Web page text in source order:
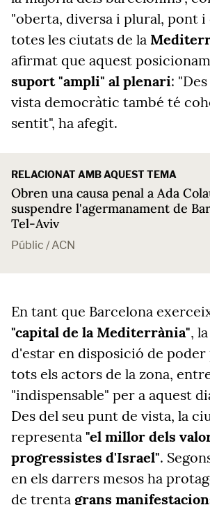
"oberta, diversa i plural, pont i
totes les ciutats de la
afirmat que aquest
suport "ampli" al plenari:
vista democràtic també té
sentit", ha afegit.
RELACIONAT AMB AQUEST TEMA
Obren una causa penal a Ada
suspendre l'agermanament de
Tel-Aviv
Públic / ACN
En tant que Barcelona
"capital de la Mediterrània",
d'estar en disposició de poder
tots els actors de la zona,
"indispensable" per a aquest
Des del seu punt de vista, la
representa "el millor dels
progressistes d'Israel".
en els darrers mesos ha
de trenta grans